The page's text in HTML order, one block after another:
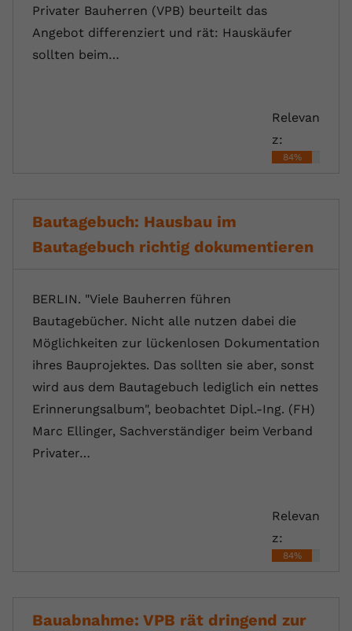
Privater Bauherren (VPB) beurteilt das
Angebot differenziert und rät: Hauskäufer
sollten beim…
Relevan
z:
84%
Bautagebuch: Hausbau im
Bautagebuch richtig dokumentieren
BERLIN. "Viele Bauherren führen
Bautagebücher. Nicht alle nutzen dabei die
Möglichkeiten zur lückenlosen Dokumentation
ihres Bauprojektes. Das sollten sie aber, sonst
wird aus dem Bautagebuch lediglich ein nettes
Erinnerungsalbum", beobachtet Dipl.-Ing. (FH)
Marc Ellinger, Sachverständiger beim Verband
Privater…
Relevan
z:
84%
Bauabnahme: VPB rät dringend zur